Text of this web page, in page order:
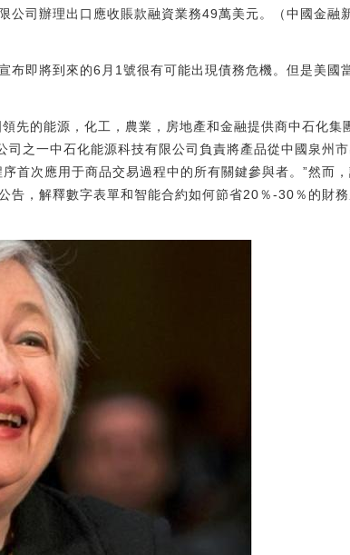
司辦理出口應收賬款融資業務49萬美元。（中國金融
布即將到來的6月1號很有可能出現債務危機。但是美國
先的能源，化工，農業，房地產和金融提供商中石化集
之一中石化能源科技有限公司負責將產品從中國泉州
首次應用于商品交易過程中的所有關鍵參與者。”然而
，解釋數字表單和智能合約如何節省20％-30％的財務